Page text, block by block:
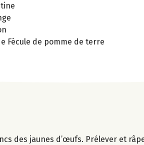
Fécule de pomme de terre
des jaunes d’œufs. Prélever et